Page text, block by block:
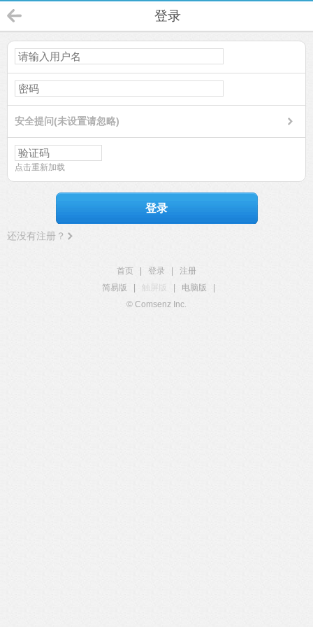
登录
安全提问(未设置请忽略)
点击重新加载
登录
还没有注册？
首页 登录
注册
简易版
触屏版 电脑版
© Comsenz Inc.